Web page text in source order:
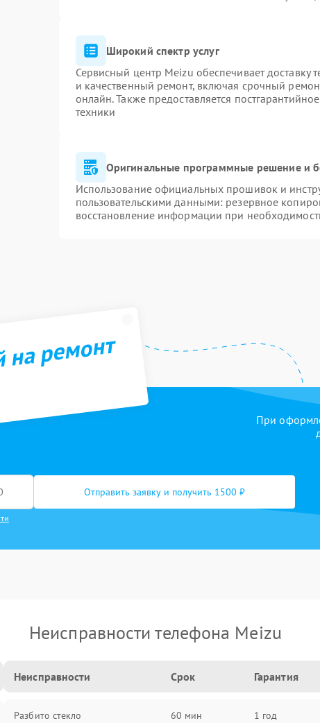
Широкий спектр услуг
Сервисный центр Meizu обеспечивает доставку
и качественный ремонт, включая срочный
онлайн. Также предоставляется
техники
Оригинальные программные решение и
Использование официальных прошивок и
пользовательскими данными: резервное
восстановление информации при
ремонт
При
Отправить заявку и получить 1500 ₽
Неисправности телефона Meizu
Неисправности Срок Гарантия
Разбито стекло 60 мин 1 год